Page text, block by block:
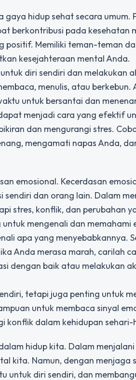
hidup sehat secara umum.
berkontribusi pada kesehatan
positif. Memiliki teman-teman
kesejahteraan mental Anda.
diri sendiri dan melakukan
menulis, atau
untuk bersantai dan
menjadi cara yang efektif
dan mengurangi stres.
mengamati napas Anda,
emosional. Kecerdasan
sendiri dan orang lain. Dalam
stres, konflik, dan perubahan
mengenali dan memahami
apa yang menyebabkannya.
Anda merasa marah, carilah
dengan baik atau melakukan
tetapi juga penting untuk
untuk membaca sinyal
konflik dalam kehidupan sehari-
hidup kita. Dalam
kita. Namun, dengan menjaga
untuk diri sendiri, dan